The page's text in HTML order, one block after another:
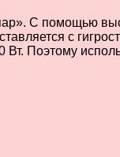
С помощью
с
Поэтому